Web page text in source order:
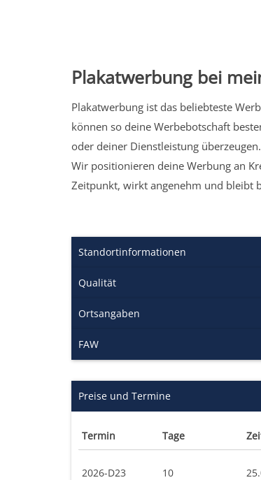
Plakatwerbung bei
Plakatwerbung ist das beliebteste
können so deine Werbebotschaft
oder deiner Dienstleistung überzeugen.
Wir positionieren deine Werbung an
Zeitpunkt, wirkt angenehm und bleibt
Standortinformationen
Qualität
Ortsangaben
FAW
Preise und Termine
Termin Tage
2026-D23 10